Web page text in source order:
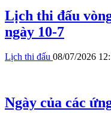
Lịch thi đấu
ngày 10-7
Lịch thi đấu 08/07/2026
Ngày của các